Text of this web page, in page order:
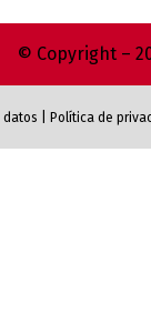
© Copyright –
datos Política de